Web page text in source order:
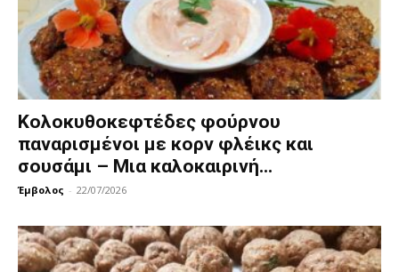
Κολοκυθοκεφτέδες φούρνου
παναρισμένοι με κορν φλέικς και
σουσάμι – Μια καλοκαιρινή...
Έμβολος - 22/07/2026